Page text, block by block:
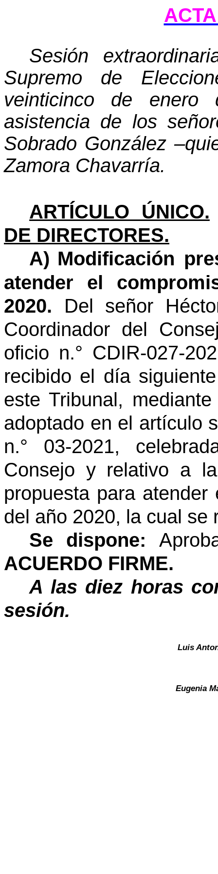
Sesión
Supremo de
veinticinco de
asistencia de los
Sobrado González
Zamora Chavarría.
ARTÍCULO ÚNICO.
DE DIRECTORES.
A) Modificación
atender el
2020. Del señor
Coordinador del
oficio n.° CDIR-027-
recibido el día
este Tribunal,
adoptado en el artículo
n.° 03-2021,
Consejo y relativo a
propuesta para
del año 2020, la cual se
Se dispone:
ACUERDO FIRME.
A las diez horas
sesión.
Luis
Eugenia